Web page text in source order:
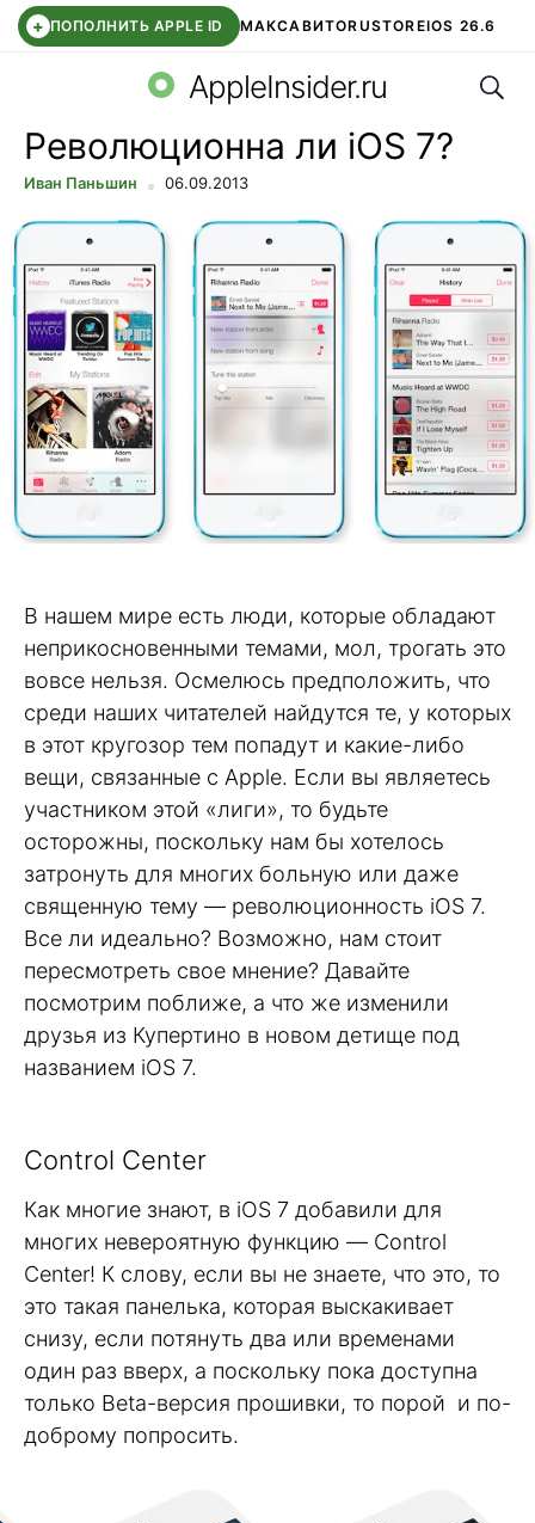
+ ПОПОЛНИТЬ APPLE ID МАКСАВИТОRUSTOREIOS 26.6
СБЕР КИДС ВТБ ОНЛАЙН ЧАТ В ROBLOX
AppleInsider.ru
Революционна ли iOS 7?
Иван Паньшин 06.09.2013
В нашем мире есть люди, которые обладают
неприкосновенными темами, мол, трогать это
вовсе нельзя. Осмелюсь предположить, что
среди наших читателей найдутся те, у которых
в этот кругозор тем попадут и какие-либо
вещи, связанные с Apple. Если вы являетесь
участником этой «лиги», то будьте
осторожны, поскольку нам бы хотелось
затронуть для многих больную или даже
священную тему — революционность iOS 7.
Все ли идеально? Возможно, нам стоит
пересмотреть свое мнение? Давайте
посмотрим поближе, а что же изменили
друзья из Купертино в новом детище под
названием iOS 7.
Control Center
Как многие знают, в iOS 7 добавили для
многих невероятную функцию — Control
Center! К слову, если вы не знаете, что это, то
это такая панелька, которая выскакивает
снизу, если потянуть два или временами
один раз вверх, а поскольку пока доступна
только Beta-версия прошивки, то порой и по-
доброму попросить.